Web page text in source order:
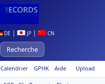
DE | JP| CN
Upload
Calendrier GPHK Aide